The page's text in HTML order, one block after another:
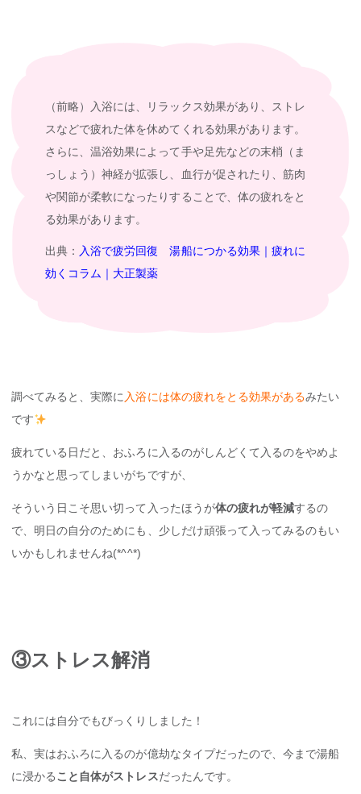
（前略）入浴には、リラックス効果があり、ストレ
スなどで疲れた体を休めてくれる効果があります。
さらに、温浴効果によって手や足先などの末梢（ま
っしょう）神経が拡張し、血行が促されたり、筋肉
や関節が柔軟になったりすることで、体の疲れをと
る効果があります。
出典： 入浴で疲労回復 湯船につかる効果｜疲れに
効くコラム｜大正製薬
調べてみると、実際に入浴には体の疲れをとる効果があるみたい
です
疲れている日だと、おふろに入るのがしんどくて入るのをやめよ
うかなと思ってしまいがちですが、
そういう日こそ思い切って入ったほうが体の疲れが軽減するの
で、明日の自分のためにも、少しだけ頑張って入ってみるのもい
いかもしれませんね(*^^*)
③ストレス解消
これには自分でもびっくりしました！
私、実はおふろに入るのが億劫なタイプだったので、今まで湯船
に浸かること自体がストレスだったんです。